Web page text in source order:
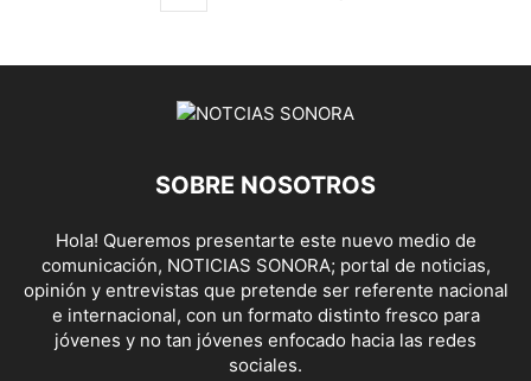
SOBRE NOSOTROS
Hola! Queremos presentarte este nuevo medio de
comunicación, NOTICIAS SONORA; portal de noticias,
opinión y entrevistas que pretende ser referente nacional
e internacional, con un formato distinto fresco para
jóvenes y no tan jóvenes enfocado hacia las redes
sociales.